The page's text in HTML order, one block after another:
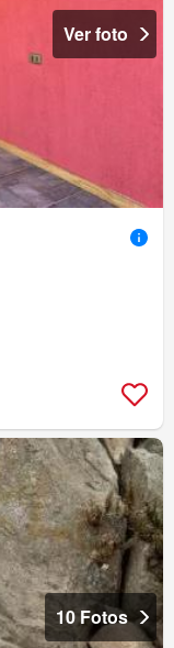
Ver foto
10 Fotos